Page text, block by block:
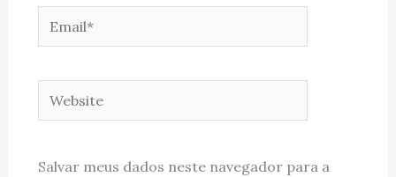
Email*
Website
Salvar meus dados neste navegador para a